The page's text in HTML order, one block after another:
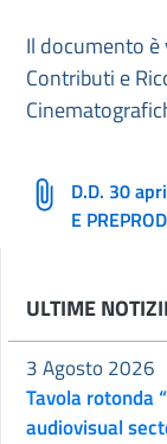
Il documento è
Contributi e
D.D. 30
E
ULTIME
Tavola rotonda
audiovisual
3 Agosto 2026